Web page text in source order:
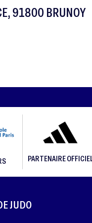
91800 BRUNOY
PARTENAIRE OFFICIEL
JUDO